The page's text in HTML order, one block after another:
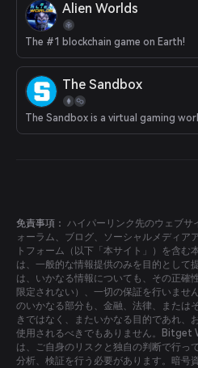
Alien Worlds
The #1 blockchain game on Earth!
The Sandbox
免責事項： ハイパーリンク先のウェブサ
ォーラム、ブログ、ソーシャルメディア
トフォーム（以下「本サイト」）を含む
は、一般的な情報提供のみを目的とし
は、いかなる情報についても、その正確
限定されない）、一切の保証を行いま
のいかなる部分も、金融、法律、または
きではなく、またいかなる目的であれ、
使用されるべきでもありません。Bitget
は、ご自身のリスクと独自の判断で行っ
分析、検証を行う必要があります。暗号